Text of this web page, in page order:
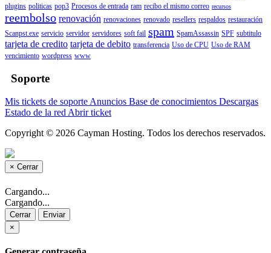
plugins politicas pop3 Procesos de entrada ram recibo el mismo correo recursos
reembolso renovación renovaciones renovado resellers respaldos restauración
Scanpst.exe servicio servidor servidores soft fail spam SpamAssassin SPF subtitulo
tarjeta de credito tarjeta de debito transferencia Uso de CPU Uso de RAM
vencimiento wordpress www
Soporte
Mis tickets de soporte Anuncios Base de conocimientos Descargas
Estado de la red Abrir ticket
Copyright © 2026 Cayman Hosting. Todos los derechos reservados.
× Cerrar
Cargando...
Cargando...
Cerrar
Enviar
×